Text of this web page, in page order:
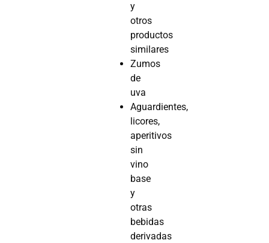
y
otros
productos
similares
Zumos
de
uva
Aguardientes,
licores,
aperitivos
sin
vino
base
y
otras
bebidas
derivadas